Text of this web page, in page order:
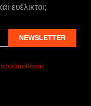
ευέλικτοι;